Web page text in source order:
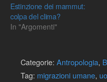
Estinzione dei mammut:
colpa del clima?
In "Argomenti"
Categorie: Antropologia,
Tag: migrazioni umane,